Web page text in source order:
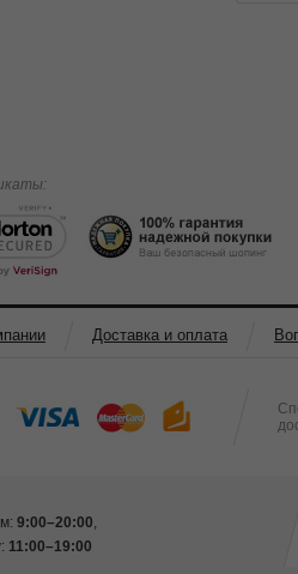
Доставка и оплата
9:00–20:00,
11:00–19:00